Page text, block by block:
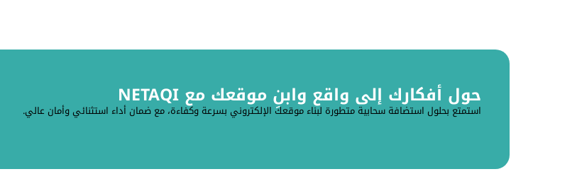
حول أفكارك إلى واقع وابنِ موقعك مع NETAQI
استمتع بحلول استضافة سحابية متطورة لبناء موقعك الإلكتروني بسرعة وكفاءة، مع ضمان أداء استثنائي وأمان عالي.